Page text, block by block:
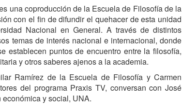
una coproducción de la Escuela de Filosofía de la
con el fin de difundir el quehacer de esta unidad
Nacional en General. A través de distintos
temas de interés nacional e internacional, donde
establecen puntos de encuentro entre la filosofía,
y otros saberes ajenos a la academia.
Ramírez de la Escuela de Filosofía y Carmen
del programa Praxis TV, conversan con José
y social, UNA.